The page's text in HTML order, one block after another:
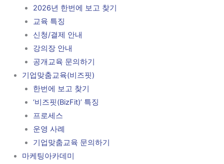
2026년 한번에 보고 찾기
교육 특징
신청/결제 안내
강의장 안내
공개교육 문의하기
기업맞춤교육(비즈핏)
한번에 보고 찾기
‘비즈핏(BizFit)’ 특징
프로세스
운영 사례
기업맞춤교육 문의하기
마케팅아카데미